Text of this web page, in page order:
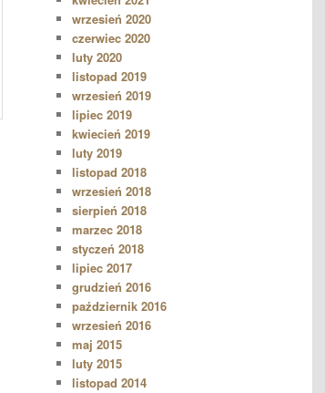
wrzesień 2020
czerwiec 2020
luty 2020
listopad 2019
wrzesień 2019
lipiec 2019
kwiecień 2019
luty 2019
listopad 2018
wrzesień 2018
sierpień 2018
marzec 2018
styczeń 2018
lipiec 2017
grudzień 2016
październik 2016
wrzesień 2016
maj 2015
luty 2015
listopad 2014